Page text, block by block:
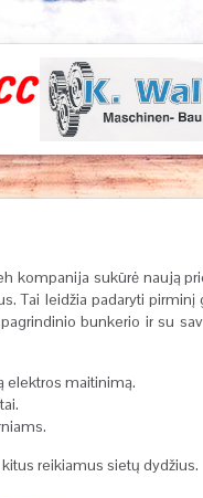
kompanija sukūrė naują
Tai leidžia padaryti
bunkerio ir su
elektros maitinimą.
reikiamus sietų dydžius.